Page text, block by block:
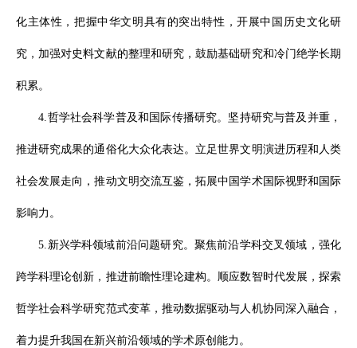
化主体性，把握中华文明具有的突出特性，开展中国历史文化研
究，加强对史料文献的整理和研究，鼓励基础研究和冷门绝学长期
积累。
4.哲学社会科学普及和国际传播研究。坚持研究与普及并重，
推进研究成果的通俗化大众化表达。立足世界文明演进历程和人类
社会发展走向，推动文明交流互鉴，拓展中国学术国际视野和国际
影响力。
5.新兴学科领域前沿问题研究。聚焦前沿学科交叉领域，强化
跨学科理论创新，推进前瞻性理论建构。顺应数智时代发展，探索
哲学社会科学研究范式变革，推动数据驱动与人机协同深入融合，
着力提升我国在新兴前沿领域的学术原创能力。